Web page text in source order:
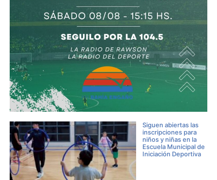
Siguen abiertas las
inscripciones para
niños y niñas en la
Escuela Municipal de
Iniciación Deportiva